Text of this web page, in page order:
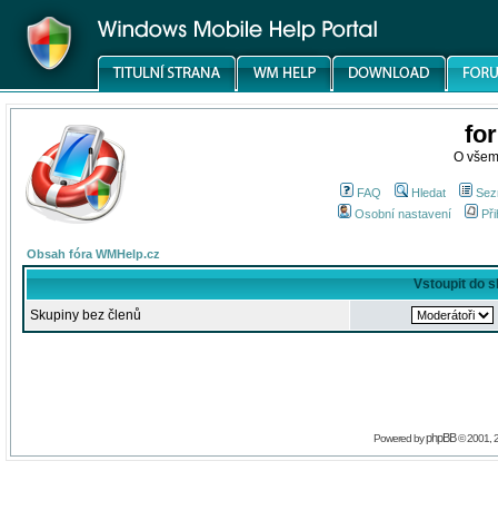
O
FAQ Hledat
Osobní nastavení
Obsah fóra WMHelp.cz
Vstoupit do
Skupiny bez členů
Powered byphpBB© 2001,